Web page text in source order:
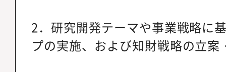
2．研究開発テーマや事業戦略に
プの実施、および知財戦略の立案